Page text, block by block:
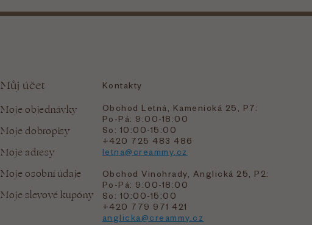
Můj účet
Moje objednávky
Moje dobropisy
Moje adresy
Moje osobní údaje
Moje slevové kupóny
Kontakty
Obchod Letná, Kamenická 25, P7:
Po-Pá: 9:00-18:00
So: 10:00-15:00
+420 725 483 486
letna@creammy.cz
Obchod Vinohrady, Anglická 25, P2:
Po-Pá: 9:00-18:00
So: 10:00-15:00
+420 779 971 421
anglicka@creammy.cz